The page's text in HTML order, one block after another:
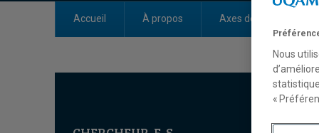
Accueil À propos Axes de recherche
Nous
«